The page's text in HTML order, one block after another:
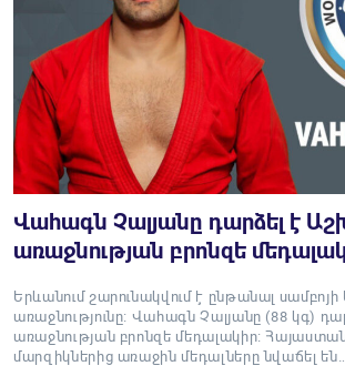
Վահագն Չալյանը դարձել է
առաջնության բրոնզե
Երևանում շարունակվում է ընթանալ
առաջնությունը։ Վահագն Չալյանը (88 կգ)
առաջնության բրոնզե մեդալակիր։
մարզիկներից առաջին մեդալները նվաճել